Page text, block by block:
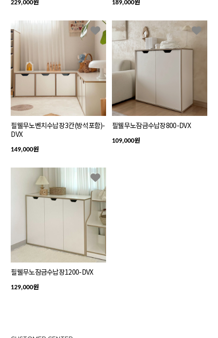
229,000 189,000
필웰무노벤치수납장3칸(방석포함)-
DVX
149,000원
필웰무노잠금수납장800-DVX
109,000원
필웰무노잠금수납장1200-DVX
129,000원